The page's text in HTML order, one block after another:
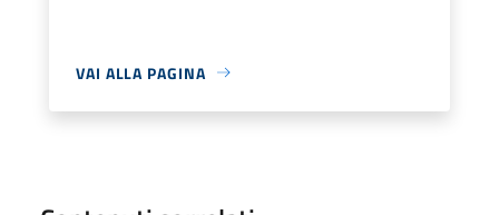
VAI ALLA PAGINA